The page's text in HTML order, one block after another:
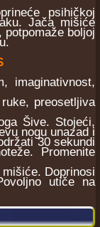
psihičkoj
Jača mišiće
potpomaže boljoj
imaginativnost,
preosetljiva
Šive. Stojeći,
nogu unazad i
30 sekundi
Promenite
Doprinosi
utiče na